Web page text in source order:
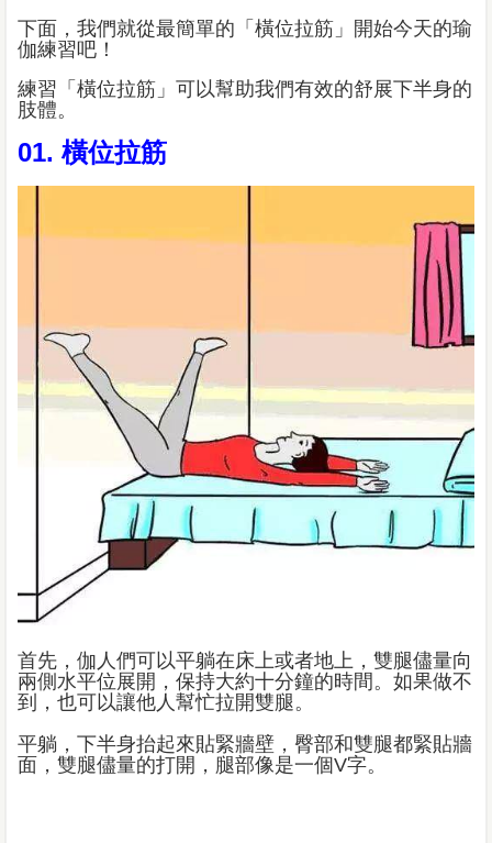
下面，我們就從最簡單的「橫位拉筋」開始今天的瑜
伽練習吧！
練習「橫位拉筋」可以幫助我們有效的舒展下半身的
肢體。
01. 橫位拉筋
首先，伽人們可以平躺在床上或者地上，雙腿儘量向
兩側水平位展開，保持大約十分鐘的時間。如果做不
到，也可以讓他人幫忙拉開雙腿。
平躺，下半身抬起來貼緊牆壁，臀部和雙腿都緊貼牆
面，雙腿儘量的打開，腿部像是一個V字。